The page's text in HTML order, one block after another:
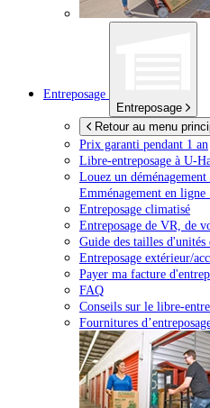
Entreposage
Entreposage
Retour au menu
Prix garanti pendant 1 an
Libre-entreposage à U-
Louez un
Emménagement en ligne
Entreposage climatisé
Entreposage de VR, de
Guide des tailles d'unités
Entreposage extérieur/
Payer ma facture
FAQ
Conseils sur le libre-
Fournitures